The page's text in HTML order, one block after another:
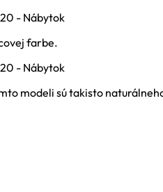
farbe.
modeli sú takisto